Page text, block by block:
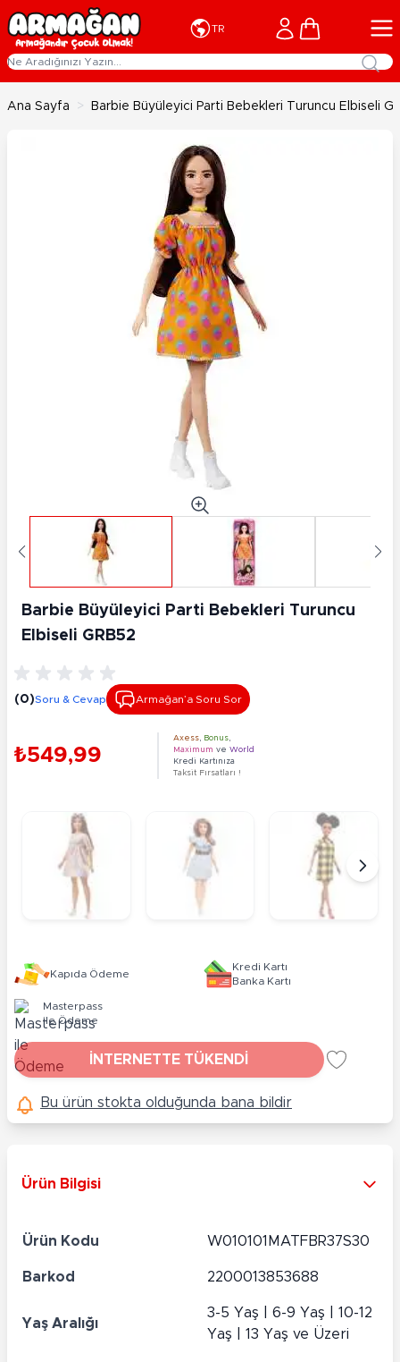
İçeriğe geç
TR Cart
Ana Sayfa > Barbie Büyüleyici Parti Bebekleri Turuncu Elbiseli
Barbie Büyüleyici Parti Bebekleri Turuncu
Elbiseli GRB52
(0)Soru & Cevap Armağan’a Soru Sor
₺549,99
Axess Bonus
Maximum ve World
Kredi Kartınıza
Taksit Fırsatları !
Kapıda Ödeme
Kredi Kartı
Banka Kartı
Masterpass
ile Ödeme
İNTERNETTE TÜKENDİ
Bu ürün stokta olduğunda bana bildir
Ürün Bilgisi
Ürün Kodu W010101MATFBR37S30
Barkod 2200013853688
Yaş Aralığı
3-5 Yaş | 6-9 Yaş | 10-12
Yaş | 13 Yaş ve Üzeri